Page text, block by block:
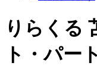
りらくる
ト・パー